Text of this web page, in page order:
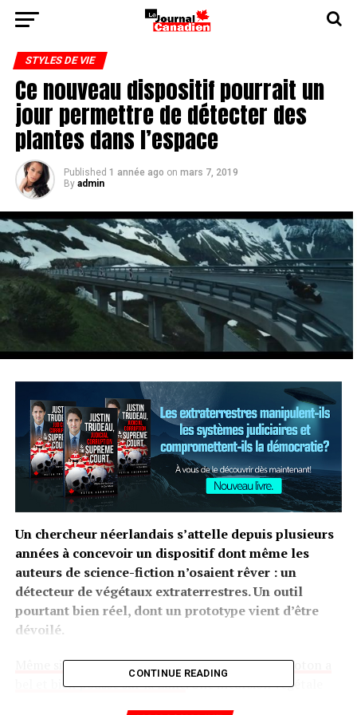
STYLES DE VIE
Ce nouveau dispositif pourrait un
jour permettre de détecter des
plantes dans l’espace
Published 1 année ago on mars 7, 2019
By admin
Un chercheur néerlandais s’attelle depuis plusieurs
années à concevoir un dispositif dont même les
auteurs de science-fiction n’osaient rêver : un
détecteur de végétaux extraterrestres. Un outil
pourtant bien réel, dont un prototype vient d’être
dévoilé.
Même si sa vie fut de courte durée,un plant de coton a
bel et bien poussé sur la Lune. Une incursion végétale
CONTINUE READING